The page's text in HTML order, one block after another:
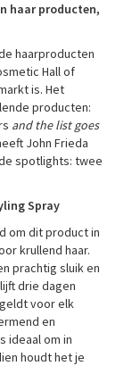
haar producten,
haarproducten
Hall of
is. Het
producten:
and the list goes
John Frieda
spotlights: twee
Spray
om dit product in
krullend haar.
prachtig sluik en
drie dagen
voor elk
en
ideaal om in
houdt het je